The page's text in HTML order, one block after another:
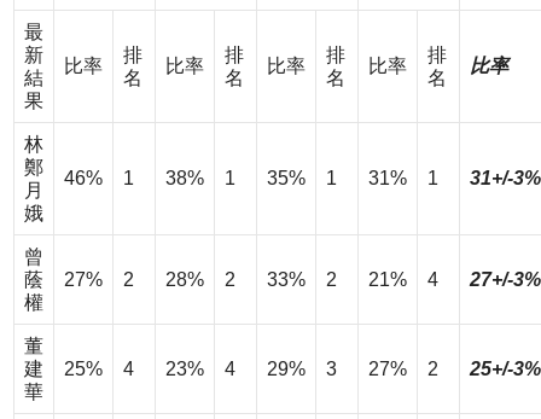
最
新
結
果
比率
排
名
比率
排
名
比率
排
名
比率
排
名
比率
林
鄭
月
娥
46% 1 38% 1 35% 1 31% 1 31+/-3%
曾
蔭
權
27% 2 28% 2 33% 2 21% 4 27+/-3%
董
建
華
25% 4 23% 4 29% 3 27% 2 25+/-3%